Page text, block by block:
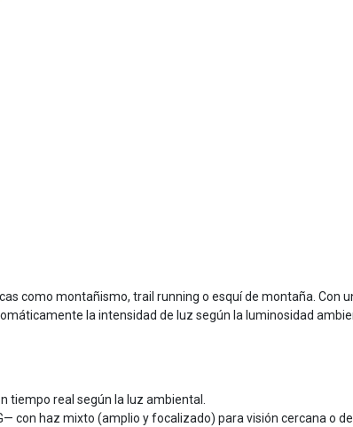
como montañismo, trail running o esquí de montaña. Con
la intensidad de luz según la luminosidad
tiempo real según la luz ambiental.
con haz mixto (amplio y focalizado) para visión cercana o